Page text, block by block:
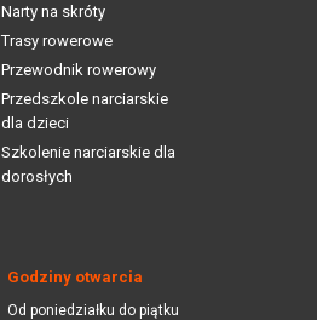
Narty na skróty
Trasy rowerowe
Przewodnik rowerowy
Przedszkole narciarskie
dla dzieci
Szkolenie narciarskie dla
dorosłych
Godziny otwarcia
Od poniedziałku do piątku